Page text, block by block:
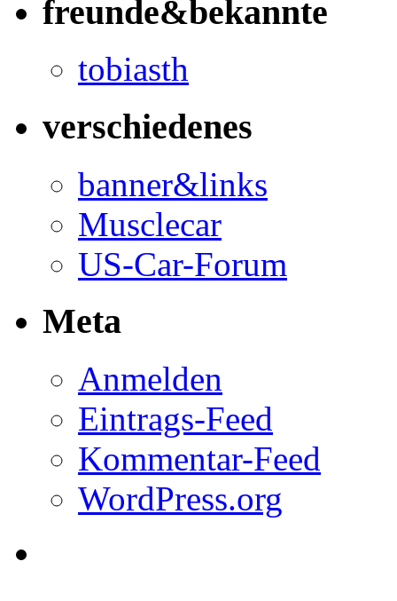
freunde&bekannte
tobiasth
verschiedenes
banner&links
Musclecar
US-Car-Forum
Meta
Anmelden
Eintrags-Feed
Kommentar-Feed
WordPress.org